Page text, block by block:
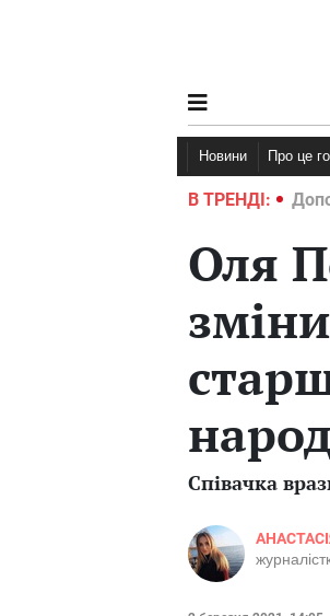
Новини Про це
В ТРЕНДІ:
Війна в Україні 2022
Оля
Співачка